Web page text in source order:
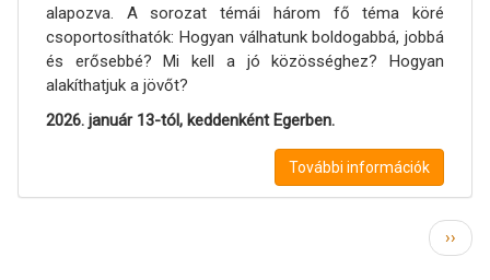
alapozva. A sorozat témái három fő téma köré
csoportosíthatók: Hogyan válhatunk boldogabbá, jobbá
és erősebbé? Mi kell a jó közösséghez? Hogyan
alakíthatjuk a jövőt?
2026. január 13-tól, keddenként Egerben.
További információk
oldal
››